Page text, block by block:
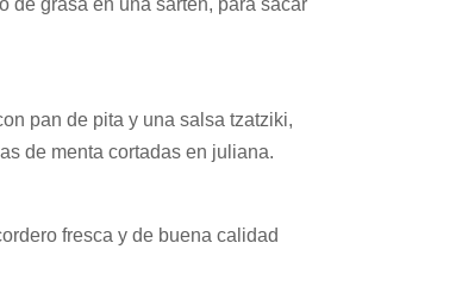
de grasa en una sartén, para sacar
pan de pita y una salsa tzatziki,
de menta cortadas en juliana.
fresca y de buena calidad